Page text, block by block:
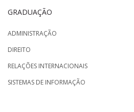
GRADUAÇÃO
ADMINISTRAÇÃO
DIREITO
RELAÇÕES INTERNACIONAIS
SISTEMAS DE INFORMAÇÃO